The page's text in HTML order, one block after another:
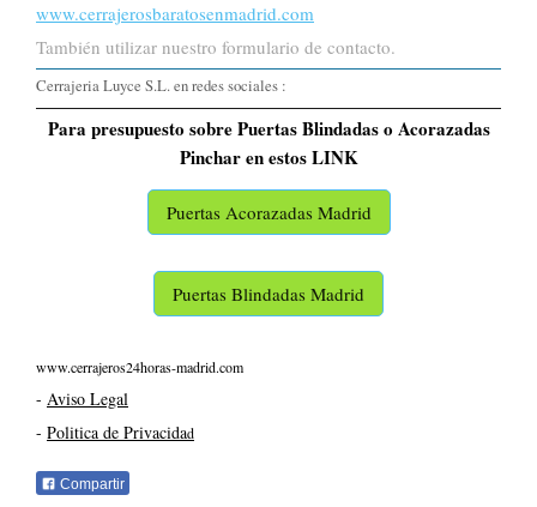
www.cerrajerosbaratosenmadrid.com
También utilizar nuestro formulario de contacto.
Cerrajeria Luyce S.L. en redes sociales :
Para presupuesto sobre Puertas Blindadas o Acorazadas
Pinchar en estos LINK
Puertas Acorazadas Madrid
Puertas Blindadas Madrid
www.cerrajeros24horas-madrid.com
- Aviso Legal
- Politica de Privacidad
Compartir